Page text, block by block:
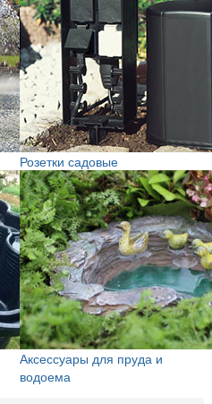
Розетки садовые
Аксессуары для пруда и
водоема